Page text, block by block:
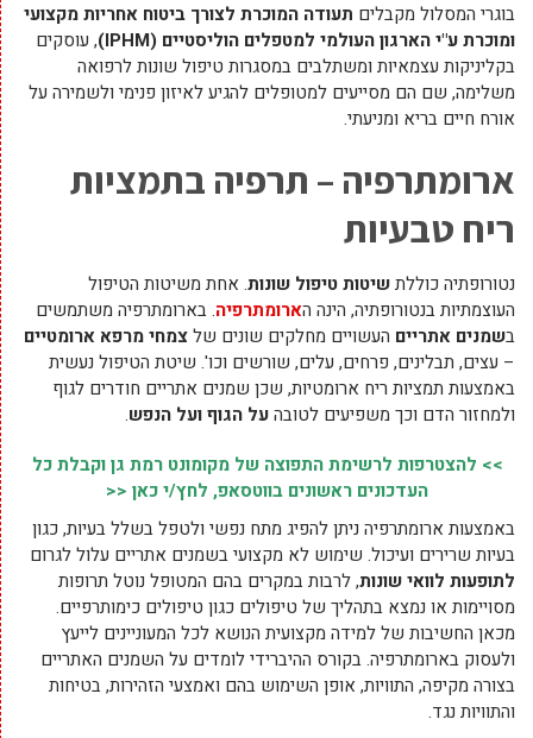
בוגרי המסלול מקבלים תעודה המוכרת לצורך ביטוח אחריות מקצועי
ומוכרת ע"י הארגון העולמי למטפלים הוליסטיים (IPHM
), עוסקים
בקליניקות עצמאיות ומשתלבים במסגרות טיפול שונות לרפואה
משלימה, שם הם מסייעים למטופלים להגיע לאיזון פנימי ולשמירה על
אורח חיים בריא ומניעתי.
ארומתרפיה – תרפיה בתמציות
ריח טבעיות
נטורופתיה כוללתשיטות טיפול שונות. אחת משיטות הטיפול
העוצמתיות בנטורופתיה, הינה הארומתרפיה. בארומתרפיה משתמשים
בשמנים אתריים העשויים מחלקים שונים שלצמחי מרפא ארומטיים
– עצים, תבלינים, פרחים, עלים, שורשים וכו'. שיטת הטיפול נעשית
באמצעות תמציות ריח ארומטיות, שכן שמנים אתריים חודרים לגוף
ולמחזור הדם וכך משפיעים לטובהעל הגוף ועל הנפש.
>> להצטרפות לרשימת התפוצה של מקומונט רמת גן וקבלת כל
העדכונים ראשונים בווטסאפ, לחץ/י כאן <<
באמצעות ארומתרפיה ניתן להפיג מתח נפשי ולטפל בשלל בעיות, כגון
בעיות שרירים ועיכול. שימוש לא מקצועי בשמנים אתריים עלול לגרום
לתופעות לוואי שונות, לרבות במקרים בהם המטופל נוטל תרופות
מסויימות או נמצא בתהליך של טיפולים כגון טיפולים כימותרפיים.
מכאן החשיבות של למידה מקצועית הנושא לכל המעוניינים לייעץ
ולעסוק בארומתרפיה. בקורס ההיברידי לומדים על השמנים האתריים
בצורה מקיפה, התוויות, אופן השימוש בהם ואמצעי הזהירות, בטיחות
והתוויות נגד.